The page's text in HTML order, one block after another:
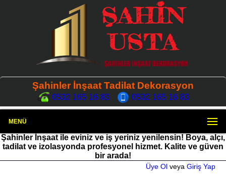
Şahinler İnşaat Tadilat Dekorasyon
0532 165 16 83 0532 165 16 83
MENÜ
Şahinler İnşaat ile eviniz ve iş yeriniz yenilensin! Boya, alçı,
tadilat ve izolasyonda profesyonel hizmet. Kalite ve güven
bir arada!
Üye Ol veya Giriş Yap